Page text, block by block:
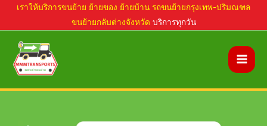
Skip
content
เราให้บริการขนย้าย ย้ายของ ย้ายบ้าน รถขนย้ายกรุงเทพ-ปริมณฑล
ขนย้ายกลับต่างจังหวัด บริการทุกวัน